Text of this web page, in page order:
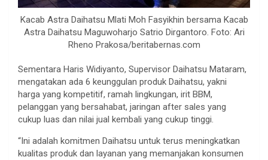
Kacab Astra Daihatsu Mlati Moh Fasyikhin bersama Kacab
Astra Daihatsu Maguwoharjo Satrio Dirgantoro. Foto: Ari
Rheno Prakosa/beritabernas.com
Sementara Haris Widiyanto, Supervisor Daihatsu Mataram,
mengatakan ada 6 keunggulan produk Daihatsu, yakni
harga yang kompetitif, ramah lingkungan, irit BBM,
pelanggan yang bersahabat, jaringan after sales yang
cukup luas dan nilai jual kembali yang cukup tinggi.
“Ini adalah komitmen Daihatsu untuk terus meningkatkan
kualitas produk dan layanan yang memanjakan konsumen